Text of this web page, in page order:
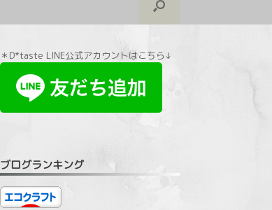
＊D*taste LINE公式アカウントはこちら↓
ブログランキング